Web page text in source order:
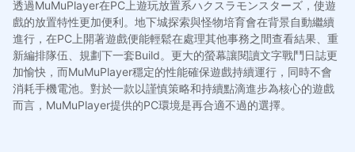
透過MuMuPlayer在PC上遊玩放置系ハクスラモンスターズ，使遊
戲的放置特性更加便利。地下城探索與怪物培育會在背景自動繼續
進行，在PC上開著遊戲便能輕鬆在處理其他事務之間查看結果、重
新編排隊伍、規劃下一套Build。更大的螢幕讓閱讀文字戰鬥日誌更
加愉快，而MuMuPlayer穩定的性能確保遊戲持續運行，同時不會
消耗手機電池。對於一款以謹慎策略和持續點滴進步為核心的遊戲
而言，MuMuPlayer提供的PC環境是再合適不過的選擇。